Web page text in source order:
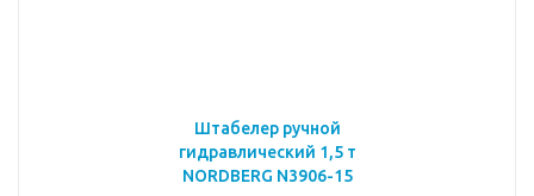
Штабелер ручной
гидравлический 1,5 т
NORDBERG N3906-15